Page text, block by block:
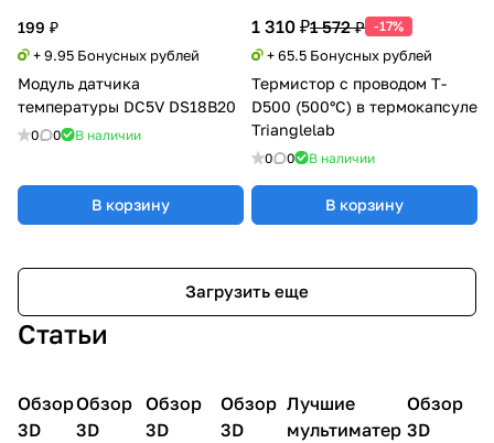
199 ₽
+ 9.95 Бонусных рублей
Модуль датчика
температуры DC5V DS18B20
0 0 В наличии
В корзину
1 310 ₽1 572 ₽ -17%
+ 65.5 Бонусных рублей
Термистор с проводом T-
D500 (500°C) в термокапсуле
Trianglelab
0 0 В наличии
В корзину
Загрузить еще
Статьи
3D
принтеры
Обзор
3D
3D
принтеры
Обзор
3D
3D
принтеры
Обзор
3D
3D
принтеры
Обзор
3D
3D принтеры
Лучшие
мультиматер
3D
Обзор
3D